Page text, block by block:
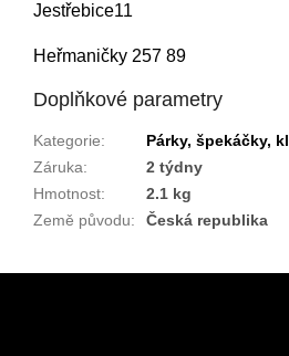
Jestřebice11
Heřmaničky 257 89
Doplňkové parametry
Kategorie:
Párky, špekáčky,
Záruka:
2 týdny
Hmotnost:
2.1 kg
Země původu: Česká republika